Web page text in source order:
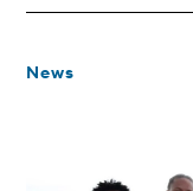
News